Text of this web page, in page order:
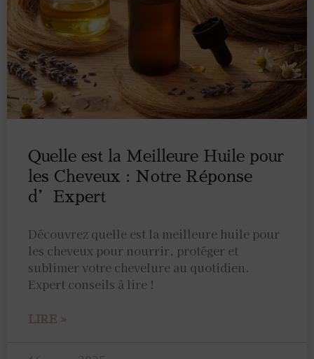
Quelle est la Meilleure Huile pour
les Cheveux : Notre Réponse
d’Expert
Découvrez quelle est la meilleure huile pour
les cheveux pour nourrir, protéger et
sublimer votre chevelure au quotidien.
Expert conseils à lire !
LIRE »